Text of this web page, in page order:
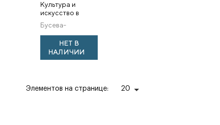
Культура и
искусство в
эпоху перемен.
Россия
семнадцатого
столетия
Бусева-
НЕТ В
НАЛИЧИИ
Элементов на странице: 20